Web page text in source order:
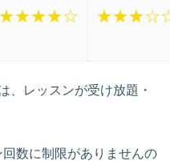
★★★★☆
、レッスンが受け放題・
数に制限がありませんの